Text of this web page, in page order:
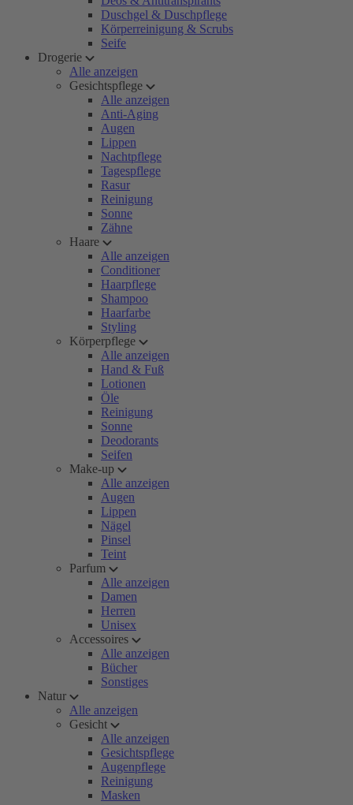
Duschgel & Duschpflege
Körperreinigung & Scrubs
Seife
Drogerie
Alle anzeigen
Gesichtspflege
Alle anzeigen
Anti-Aging
Augen
Lippen
Nachtpflege
Tagespflege
Rasur
Reinigung
Sonne
Zähne
Haare
Alle anzeigen
Conditioner
Haarpflege
Shampoo
Haarfarbe
Styling
Körperpflege
Alle anzeigen
Hand & Fuß
Lotionen
Öle
Reinigung
Sonne
Deodorants
Seifen
Make-up
Alle anzeigen
Augen
Lippen
Nägel
Pinsel
Teint
Parfum
Alle anzeigen
Damen
Herren
Unisex
Accessoires
Alle anzeigen
Bücher
Sonstiges
Natur
Alle anzeigen
Gesicht
Alle anzeigen
Gesichtspflege
Augenpflege
Reinigung
Masken